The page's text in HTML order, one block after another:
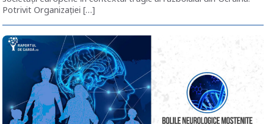
Potrivit Organizației […]